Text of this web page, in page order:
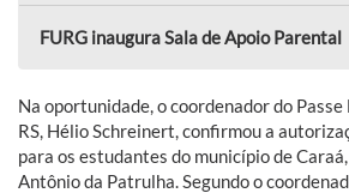
FURG inaugura Sala de Apoio Parental
Na oportunidade, o coordenador do
RS, Hélio Schreinert, confirmou a
para os estudantes do município de
Antônio da Patrulha. Segundo o